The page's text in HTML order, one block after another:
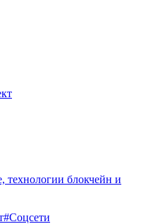
технологии блокчейн и
#Соцсети